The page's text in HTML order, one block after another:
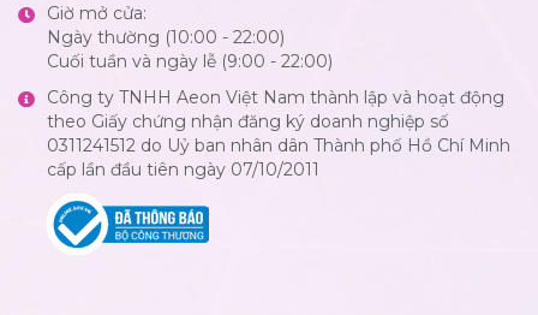
Giờ mở cửa:
Ngày thường (10:00 - 22:00)
Cuối tuần và ngày lễ (9:00 - 22:00)
Công ty TNHH Aeon Việt Nam thành lập và hoạt động
theo Giấy chứng nhận đăng ký doanh nghiệp số
0311241512 do Uỷ ban nhân dân Thành phố Hồ Chí Minh
cấp lần đầu tiên ngày 07/10/2011